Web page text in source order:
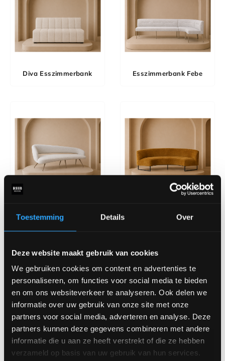
Toestemming Details Over
Deze website maakt gebruik van cookies
We gebruiken cookies om content en advertenties te
personaliseren, om functies voor social media te bieden
en om ons websiteverkeer te analyseren. Ook delen we
informatie over uw gebruik van onze site met onze
partners voor social media, adverteren en analyse. Deze
partners kunnen deze gegevens combineren met andere
informatie die u aan ze heeft verstrekt of die ze hebben
verzameld op basis van uw gebruik van hun services.
Diva Esszimmerbank Esszimmerbank Febe
Esszimmerbank Sedona